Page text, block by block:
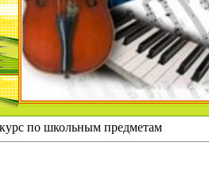
по школьным предметам